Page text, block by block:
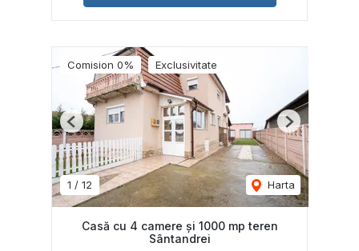
Comision 0% Exclusivitate
1 / 12 Harta
Previous Next
Casă cu 4 camere și 1000 mp teren
Sântandrei